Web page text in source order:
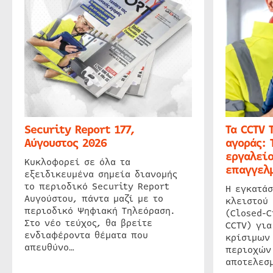
Security Report 177,
Αύγουστος 2026
Κυκλοφορεί σε όλα τα
εξειδικευμένα σημεία διανομής
το περιοδικό Security Report
Αυγούστου, πάντα μαζί με το
περιοδικό Ψηφιακή Τηλεόραση.
Στο νέο τεύχος, θα βρείτε
ενδιαφέροντα θέματα που
απευθύνο…
Τα
αγοράς:
Η
(Closed-
CCTV)